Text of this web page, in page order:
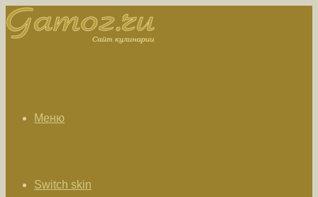
Меню
Switch skin